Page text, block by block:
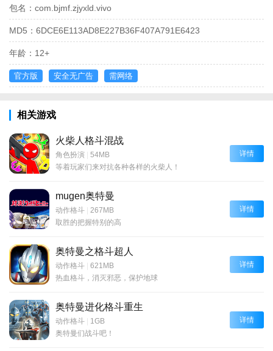
包名： com.bjmf.zjyxld.vivo
MD5： 6DCE6E113AD8E227B36F407A791E6423
年龄： 12+
官方版 安全无广告 需网络
相关游戏
火柴人格斗混战
角色扮演 | 54MB
等着玩家们来对抗各种各样的火柴人！
详情
mugen奥特曼
动作格斗 | 267MB
取胜的把握特别的高
详情
奥特曼之格斗超人
动作格斗 | 621MB
热血格斗，消灭邪恶，保护地球
详情
奥特曼进化格斗重生
动作格斗 | 1GB
奥特曼们战斗吧！
详情